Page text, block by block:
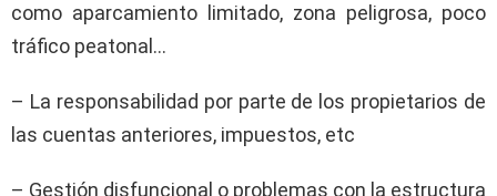
como aparcamiento limitado, zona peligrosa, poco
tráfico peatonal…
– La responsabilidad por parte de los propietarios de
las cuentas anteriores, impuestos, etc
– Gestión disfuncional o problemas con la estructura